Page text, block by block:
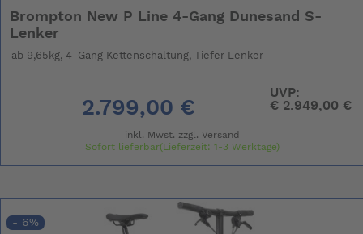
Brompton New P Line 4-Gang Dunesand S-
Lenker
ab 9,65kg, 4-Gang Kettenschaltung, Tiefer Lenker
2.799,00 €
UVP:
€2.949,00 €
inkl. Mwst. zzgl. Versand
Sofort lieferbar(Lieferzeit: 1-3 Werktage)
- 6%